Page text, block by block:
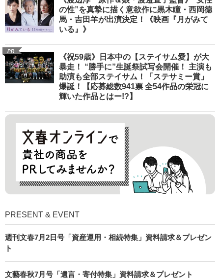
の性”を真摯に描く意欲作に黒木瞳・西岡德
馬・吉田羊が出演決定！《映画『月がみて
いる』》
PR
《祝59歳》日本中の【ステイサム愛】が大
暴走！ “勝手に”生誕祭試写会開催！ 主演も
助演も全部ステイサム！「ステサミー賞」
爆誕！【応募総数941票 全54作品の栄冠に
輝いた作品とはー!?】
PRESENT & EVENT
週刊文春7月2日号「資産運用・相続特集」資料請求＆プレゼン
ト
文藝春秋7月号「遺言・寄付特集」資料請求＆プレゼント